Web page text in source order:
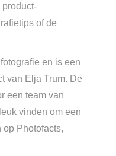
of de
en is een
van Elja Trum. De
een team van
vinden om een
op Photofacts,